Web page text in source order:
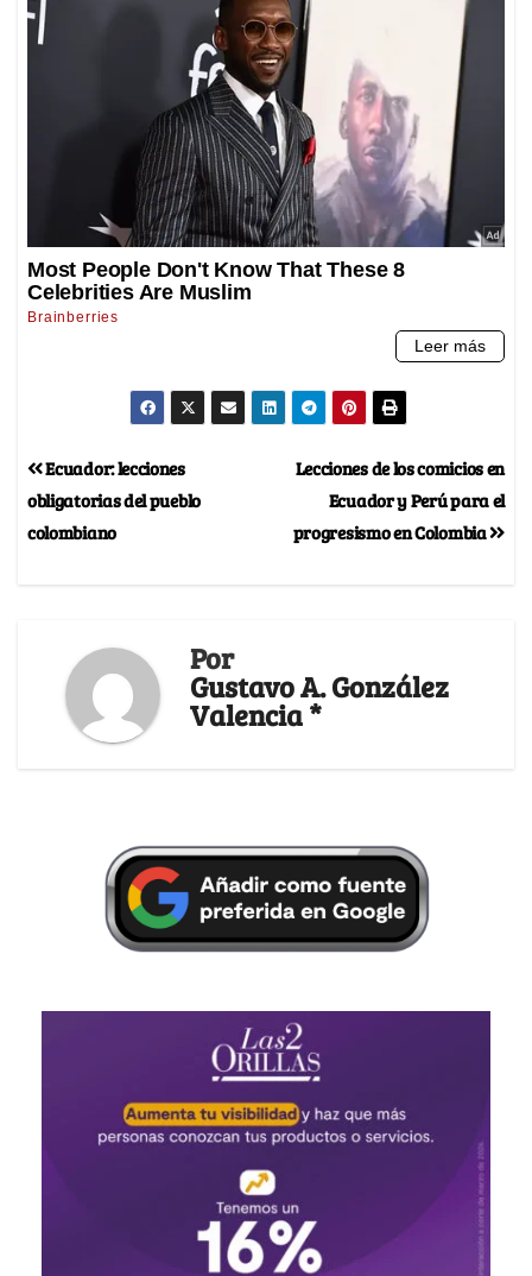
Lecciones de los comicios en
Ecuador y Perú para el
progresismo en Colombia
Ecuador: lecciones
obligatorias del pueblo
colombiano
Por
Gustavo A. González
Valencia *